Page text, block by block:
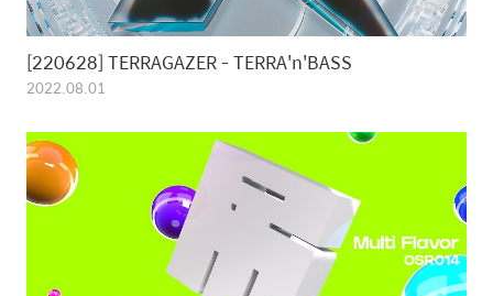
[220628] TERRAGAZER - TERRA'n'BASS
2022.08.01